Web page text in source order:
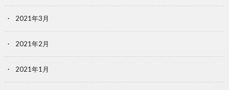
2021年3月
2021年2月
2021年1月